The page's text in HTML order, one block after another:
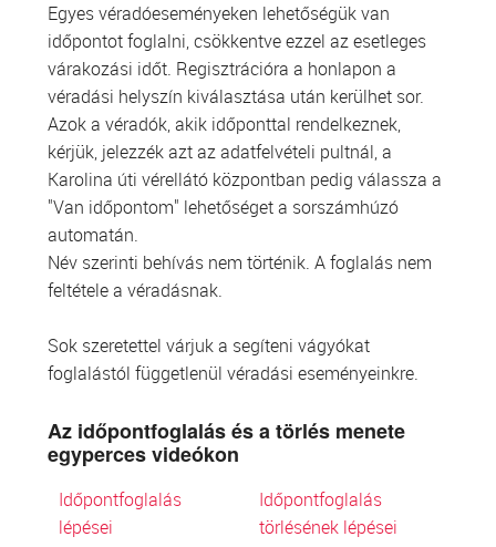
Egyes véradóeseményeken lehetőségük van
időpontot foglalni, csökkentve ezzel az esetleges
várakozási időt. Regisztrációra a honlapon a
véradási helyszín kiválasztása után kerülhet sor.
Azok a véradók, akik időponttal rendelkeznek,
kérjük, jelezzék azt az adatfelvételi pultnál, a
Karolina úti vérellátó központban pedig válassza a
"Van időpontom" lehetőséget a sorszámhúzó
automatán.
Név szerinti behívás nem történik. A foglalás nem
feltétele a véradásnak.
Sok szeretettel várjuk a segíteni vágyókat
foglalástól függetlenül véradási eseményeinkre.
Az időpontfoglalás és a törlés menete
egyperces videókon
Időpontfoglalás
lépései
Időpontfoglalás
törlésének lépései